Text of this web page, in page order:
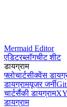
Mermaid Editor
एडिटरब्लॉगचीट शीट
डायग्राम
फ्लोचार्टसीक्वेंस
डायग्रामयूज़र जर्नी
चार्टसैंकी डायग्रामXY
डायग्राम